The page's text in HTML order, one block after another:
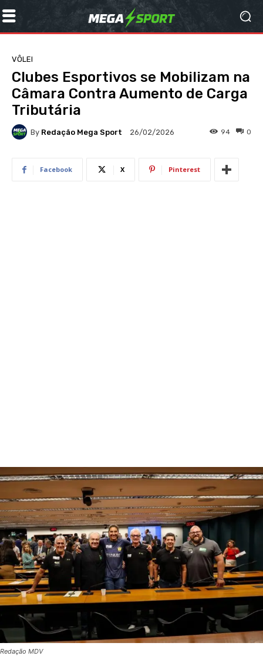
VÔLEI
Clubes Esportivos se Mobilizam na
Câmara Contra Aumento de Carga
Tributária
By Redação Mega Sport 26/02/2026 0
94
Facebook X Pinterest
Redação MDV